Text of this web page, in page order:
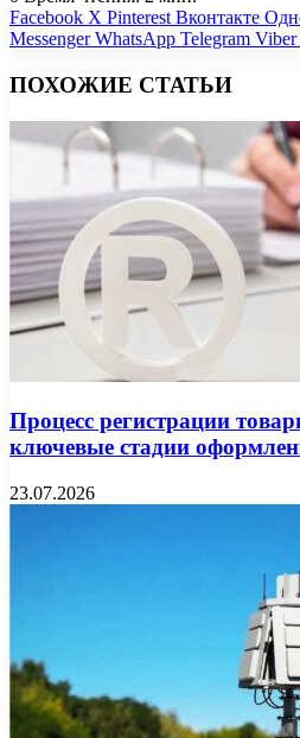
Facebook X Pinterest Вконтакте
Messenger WhatsApp Telegram Viber
ПОХОЖИЕ СТАТЬИ
Процесс регистрации
ключевые стадии
23.07.2026